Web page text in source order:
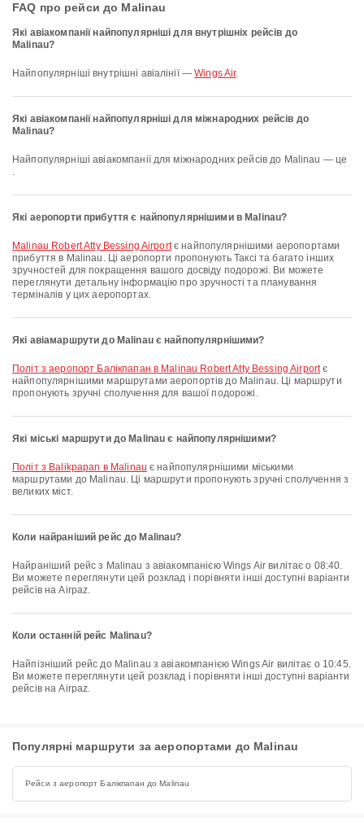
FAQ про рейси до Malinau
Які авіакомпанії найпопулярніші для внутрішніх рейсів до
Malinau?
Найпопулярніші внутрішні авіалінії —Wings Air.
Які авіакомпанії найпопулярніші для міжнародних рейсів до
Malinau?
Найпопулярніші авіакомпанії для міжнародних рейсів до Malinau — це
.
Які аеропорти прибуття є найпопулярнішими в Malinau?
Malinau Robert Atty Bessing Airportє найпопулярнішими аеропортами
прибуття в Malinau. Ці аеропорти пропонують Таксі та багато інших
зручностей для покращення вашого досвіду подорожі. Ви можете
переглянути детальну інформацію про зручності та планування
терміналів у цих аеропортах.
Які авіамаршрути до Malinau є найпопулярнішими?
політ з аеропорт Балікпапан в Malinau Robert Atty Bessing Airportє
найпопулярнішими маршрутами аеропортів до Malinau. Ці маршрути
пропонують зручні сполучення для вашої подорожі.
Які міські маршрути до Malinau є найпопулярнішими?
політ з Balikpapan в Malinau є найпопулярнішими міськими
маршрутами до Malinau. Ці маршрути пропонують зручні сполучення з
великих міст.
Коли найраніший рейс до Malinau?
Найраніший рейс з Malinau з авіакомпанією Wings Air вилітає о 08:40.
Ви можете переглянути цей розклад і порівняти інші доступні варіанти
рейсів на Airpaz.
Коли останній рейс Malinau?
Найпізніший рейс до Malinau з авіакомпанією Wings Air вилітає о 10:45.
Ви можете переглянути цей розклад і порівняти інші доступні варіанти
рейсів на Airpaz.
Популярні маршрути за аеропортами до Malinau
Рейси з аеропорт Балікпапан до Malinau